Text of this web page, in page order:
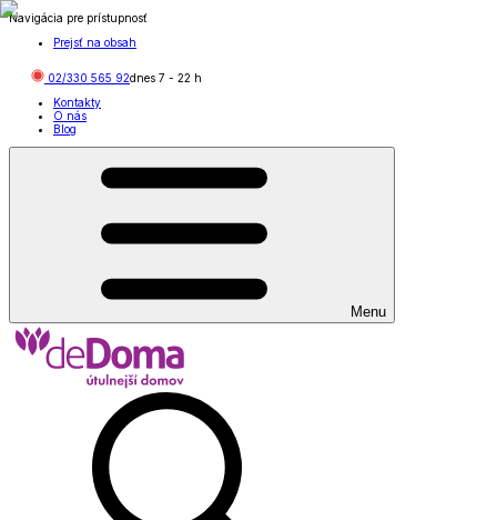
Navigácia pre prístupnosť
Prejsť na obsah
02/330 565 92dnes 7 - 22 h
Kontakty
O nás
Blog
Menu